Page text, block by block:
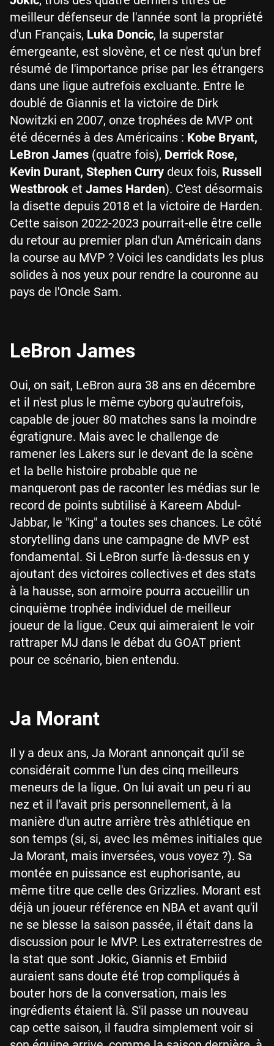
meilleur défenseur de l'année sont la propriété
d'un Français, Luka Doncic, la superstar
émergeante, est slovène, et ce n'est qu'un bref
résumé de l'importance prise par les étrangers
dans une ligue autrefois excluante. Entre le
doublé de Giannis et la victoire de Dirk
Nowitzki en 2007, onze trophées de MVP ont
été décernés à des Américains : Kobe Bryant,
LeBron James (quatre fois), Derrick Rose,
Kevin Durant, Stephen Curry deux fois, Russell
Westbrook et James Harden). C'est désormais
la disette depuis 2018 et la victoire de Harden.
Cette saison 2022-2023 pourrait-elle être celle
du retour au premier plan d'un Américain dans
la course au MVP ? Voici les candidats les plus
solides à nos yeux pour rendre la couronne au
pays de l'Oncle Sam.
LeBron James
Oui, on sait, LeBron aura 38 ans en décembre
et il n'est plus le même cyborg qu'autrefois,
capable de jouer 80 matches sans la moindre
égratignure. Mais avec le challenge de
ramener les Lakers sur le devant de la scène
et la belle histoire probable que ne
manqueront pas de raconter les médias sur le
record de points subtilisé à Kareem Abdul-
Jabbar, le "King" a toutes ses chances. Le côté
storytelling dans une campagne de MVP est
fondamental. Si LeBron surfe là-dessus en y
ajoutant des victoires collectives et des stats
à la hausse, son armoire pourra accueillir un
cinquième trophée individuel de meilleur
joueur de la ligue. Ceux qui aimeraient le voir
rattraper MJ dans le débat du GOAT prient
pour ce scénario, bien entendu.
Ja Morant
Il y a deux ans, Ja Morant annonçait qu'il se
considérait comme l'un des cinq meilleurs
meneurs de la ligue. On lui avait un peu ri au
nez et il l'avait pris personnellement, à la
manière d'un autre arrière très athlétique en
son temps (si, si, avec les mêmes initiales que
Ja Morant, mais inversées, vous voyez ?). Sa
montée en puissance est euphorisante, au
même titre que celle des Grizzlies. Morant est
déjà un joueur référence en NBA et avant qu'il
ne se blesse la saison passée, il était dans la
discussion pour le MVP. Les extraterrestres de
la stat que sont Jokic, Giannis et Embiid
auraient sans doute été trop compliqués à
bouter hors de la conversation, mais les
ingrédients étaient là. S'il passe un nouveau
cap cette saison, il faudra simplement voir si